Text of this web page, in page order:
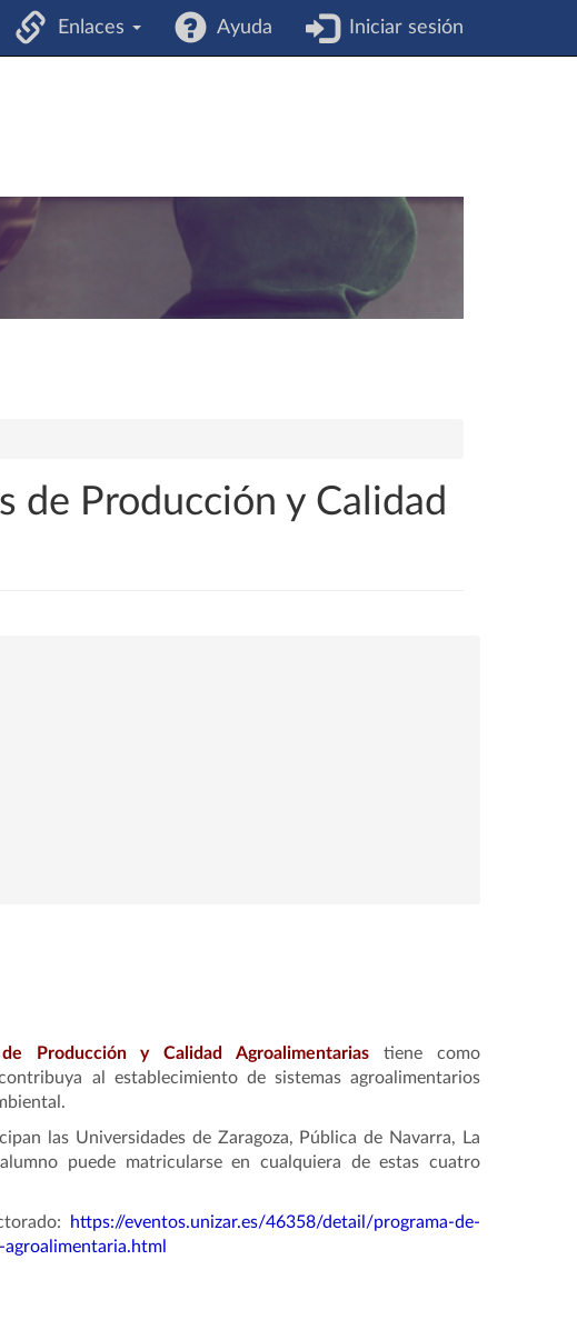
Enlaces Ayuda Iniciar sesión
de Producción y Calidad
Producción y Calidad Agroalimentariastiene como
al establecimiento de sistemas agroalimentarios
las Universidades de Zaragoza, Pública de Navarra, La
puede matricularse en cualquiera de estas cuatro
https://eventos.unizar.es/46358/detail/programa-de-